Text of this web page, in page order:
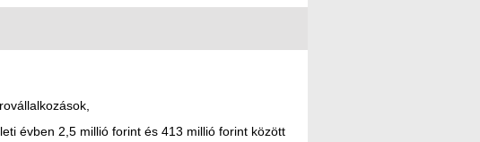
évben 2,5 millió forint és 413 millió forint között